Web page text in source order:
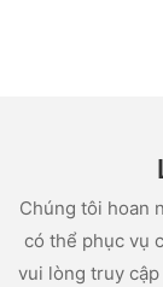
Chúng tôi hoan
có thể phục vụ
vui lòng truy